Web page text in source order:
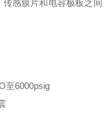
感膜片和电容极板之
至6000psig